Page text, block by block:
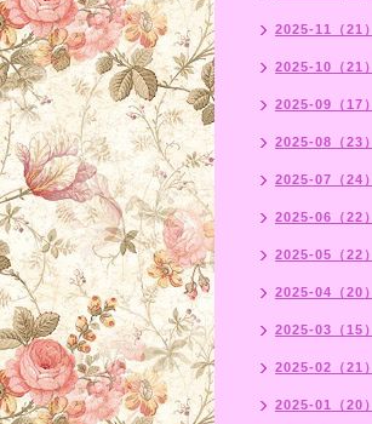
2025-11（21）
2025-10（21）
2025-09（17）
2025-08（23）
2025-07（24）
2025-06（22）
2025-05（22）
2025-04（20）
2025-03（15）
2025-02（21）
2025-01（20）